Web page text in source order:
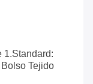
1.Standard:
Tejido